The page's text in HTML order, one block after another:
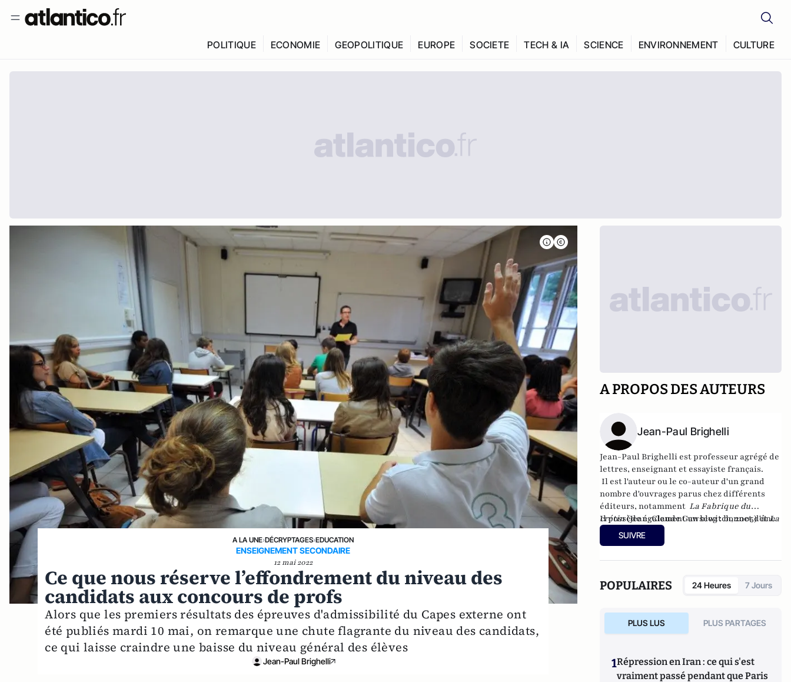
POLITIQUE ECONOMIE GEOPOLITIQUE EUROPE SOCIETE TECH & IA SCIENCE ENVIRONNEMENT CULTURE
A LA UNE›DÉCRYPTAGES›EDUCATION
ENSEIGNEMENT SECONDAIRE
12 mai 2022
Ce que nous réserve l’effondrement du niveau des
candidats aux concours de profs
Alors que les premiers résultats des épreuves d'admissibilité du Capes externe ont
été publiés mardi 10 mai, on remarque une chute flagrante du niveau des candidats,
ce qui laisse craindre une baisse du niveau général des élèves
Jean-Paul Brighelli
A PROPOS DES AUTEURS
Jean-Paul Brighelli
Jean-Paul Brighelli est professeur agrégé de
lettres, enseignant et essayiste français.
Il est l'auteur ou le co-auteur d'un grand
nombre d'ouvrages parus chez différents
éditeurs, notamment La Fabrique du
crétin(Jean-Claude Gawsewitch, 2005) etLa
société pornographique
Il possède également un blog :bonnet d'âne
SUIVRE
POPULAIRES 24 Heures 7 Jours
PLUS LUS PLUS PARTAGES
1Répression en Iran : ce qui s'est
vraiment passé pendant que Paris